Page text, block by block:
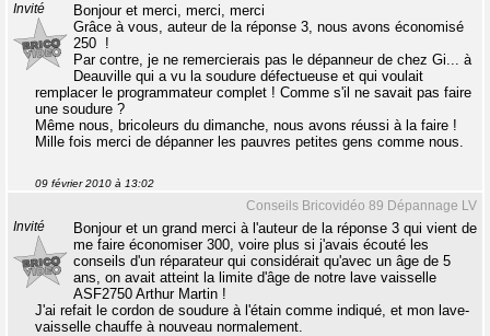
Invité
Bonjour et merci, merci, merci
Grâce à vous, auteur de la réponse 3, nous avons économisé
250  !
Par contre, je ne remercierais pas le dépanneur de chez Gi... à
Deauville qui a vu la soudure défectueuse et qui voulait
remplacer le programmateur complet ! Comme s'il ne savait pas faire
une soudure ?
Même nous, bricoleurs du dimanche, nous avons réussi à la faire !
Mille fois merci de dépanner les pauvres petites gens comme nous.
09 février 2010 à 13:02
Conseils Bricovidéo 89 Dépannage LV
Invité
Bonjour et un grand merci à l'auteur de la réponse 3 qui vient de
me faire économiser 300, voire plus si j'avais écouté les
conseils d'un réparateur qui considérait qu'avec un âge de 5
ans, on avait atteint la limite d'âge de notre lave vaisselle
ASF2750 Arthur Martin !
J'ai refait le cordon de soudure à l'étain comme indiqué, et mon lave-
vaisselle chauffe à nouveau normalement.